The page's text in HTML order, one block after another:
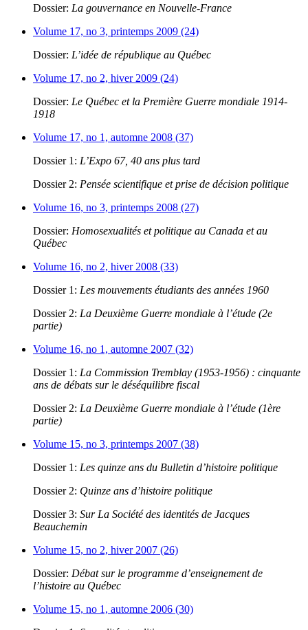
Dossier: La gouvernance en Nouvelle-France
Volume 17, no 3, printemps 2009 (24)
Dossier: L’idée de république au Québec
Volume 17, no 2, hiver 2009 (24)
Dossier: Le Québec et la Première Guerre mondiale 1914-
1918
Volume 17, no 1, automne 2008 (37)
Dossier 1: L’Expo 67, 40 ans plus tard
Dossier 2: Pensée scientifique et prise de décision politique
Volume 16, no 3, printemps 2008 (27)
Dossier: Homosexualités et politique au Canada et au
Québec
Volume 16, no 2, hiver 2008 (33)
Dossier 1: Les mouvements étudiants des années 1960
Dossier 2: La Deuxième Guerre mondiale à l’étude (2e
partie)
Volume 16, no 1, automne 2007 (32)
Dossier 1: La Commission Tremblay (1953-1956) : cinquante
ans de débats sur le déséquilibre fiscal
Dossier 2: La Deuxième Guerre mondiale à l’étude (1ère
partie)
Volume 15, no 3, printemps 2007 (38)
Dossier 1: Les quinze ans du Bulletin d’histoire politique
Dossier 2: Quinze ans d’histoire politique
Dossier 3: Sur La Société des identités de Jacques
Beauchemin
Volume 15, no 2, hiver 2007 (26)
Dossier: Débat sur le programme d’enseignement de
l’histoire au Québec
Volume 15, no 1, automne 2006 (30)